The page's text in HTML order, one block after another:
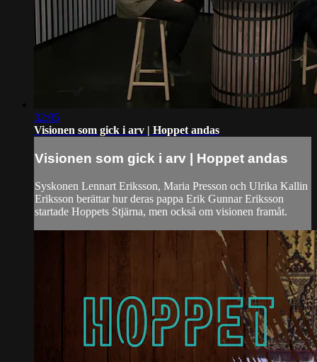
32:05
Visionen som gick i arv | Hoppet andas
Visionen som gick i arv | Hoppet andas
Syskonen Lennart Eriksson, Maria Presson och Ulrika Kallin
Eriksson berättar hur deras pappa Erik Gunnar Eriksson
startade Hoppets Stjärna, men också om visionen framåt.